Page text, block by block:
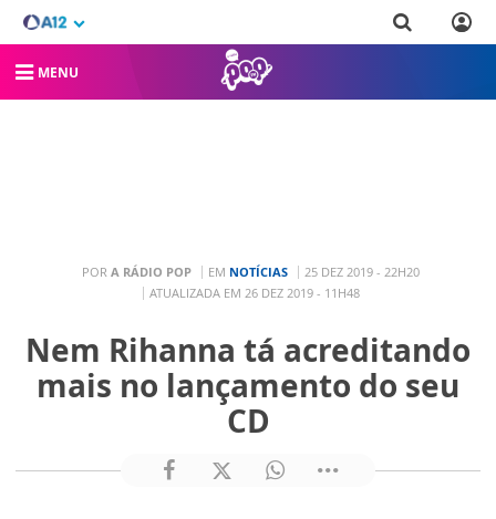
MENU
POR A RÁDIO POP EM NOTÍCIAS
25 DEZ 2019 - 22H20
ATUALIZADA EM 26 DEZ 2019 - 11H48
Nem Rihanna tá acreditando
mais no lançamento do seu
CD